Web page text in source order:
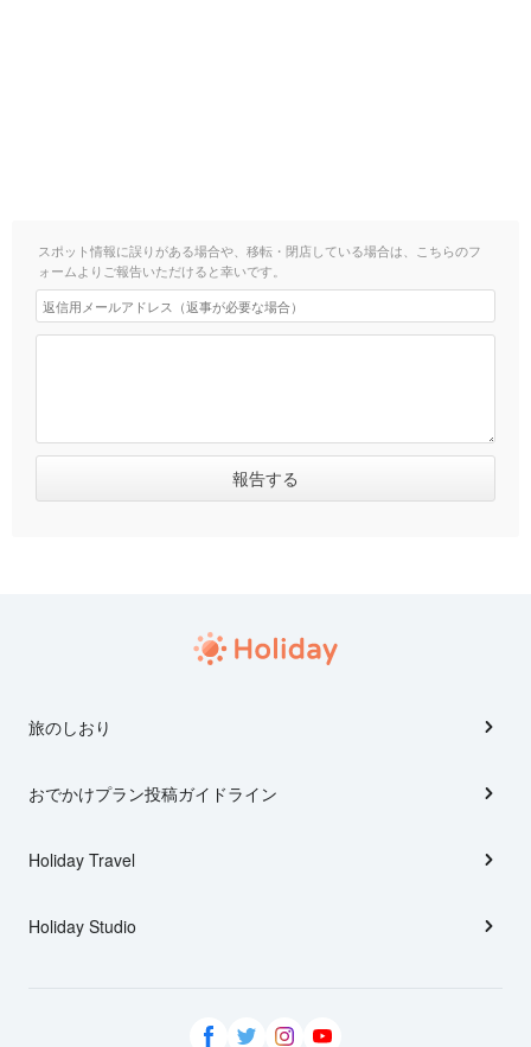
スポット情報に誤りがある場合や、移転・閉店している場合は、こちらのフ
ォームよりご報告いただけると幸いです。
旅のしおり
おでかけプラン投稿ガイドライン
Holiday Travel
Holiday Studio